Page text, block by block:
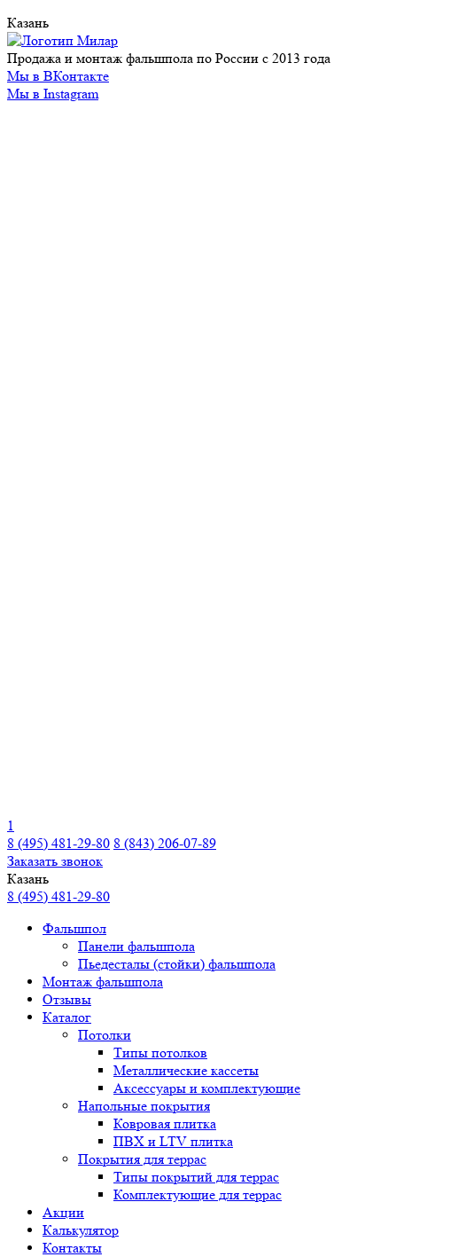
Казань
Продажа и монтаж фальшпола по России с 2013 года
Мы в ВКонтакте
Мы в Instagram
1
8 (495) 481-29-80 8 (843) 206-07-89
Заказать звонок
Казань
8 (495) 481-29-80
Фальшпол
Панели фальшпола
Пьедесталы (стойки) фальшпола
Монтаж фальшпола
Отзывы
Каталог
Потолки
Типы потолков
Металлические кассеты
Аксессуары и комплектующие
Напольные покрытия
Ковровая плитка
ПВХ и LTV плитка
Покрытия для террас
Типы покрытий для террас
Комплектующие для террас
Акции
Калькулятор
Контакты